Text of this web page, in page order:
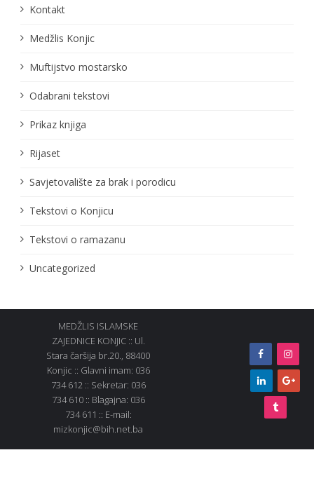
Kontakt
Medžlis Konjic
Muftijstvo mostarsko
Odabrani tekstovi
Prikaz knjiga
Rijaset
Savjetovalište za brak i porodicu
Tekstovi o Konjicu
Tekstovi o ramazanu
Uncategorized
MEDŽLIS ISLAMSKE
ZAJEDNICE KONJIC :: Ul.
Stara čaršija br.20., 88400
Konjic :: Glavni imam: 036
734 612 :: Sekretar: 036
734 610 :: Blagajna: 036
734 611 :: E-mail:
mizkonjic@bih.net.ba